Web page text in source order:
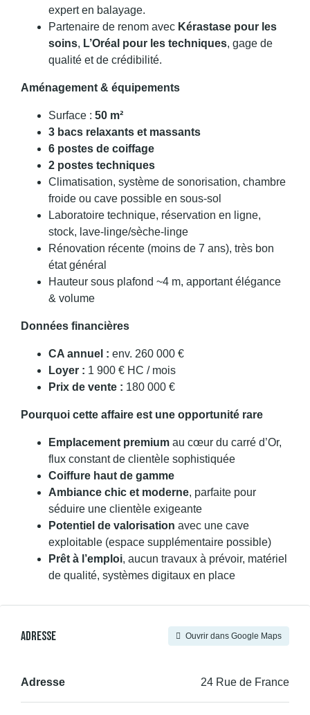
expert en balayage.
Partenaire de renom avec Kérastase pour les
soins, L’Oréal pour les techniques, gage de
qualité et de crédibilité.
Aménagement & équipements
Surface : 50 m²
3 bacs relaxants et massants
6 postes de coiffage
2 postes techniques
Climatisation, système de sonorisation, chambre
froide ou cave possible en sous-sol
Laboratoire technique, réservation en ligne,
stock, lave-linge/sèche-linge
Rénovation récente (moins de 7 ans), très bon
état général
Hauteur sous plafond ~4 m, apportant élégance
& volume
Données financières
CA annuel : env. 260 000 €
Loyer : 1 900 € HC / mois
Prix de vente : 180 000 €
Pourquoi cette affaire est une opportunité rare
Emplacement premium au cœur du carré d’Or,
flux constant de clientèle sophistiquée
Coiffure haut de gamme
Ambiance chic et moderne, parfaite pour
séduire une clientèle exigeante
Potentiel de valorisation avec une cave
exploitable (espace supplémentaire possible)
Prêt à l’emploi, aucun travaux à prévoir, matériel
de qualité, systèmes digitaux en place
Adresse Ouvrir dans Google Maps
Adresse 24 Rue de France